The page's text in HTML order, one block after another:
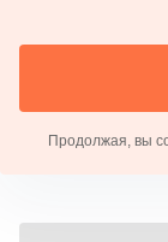
Продолжая, вы